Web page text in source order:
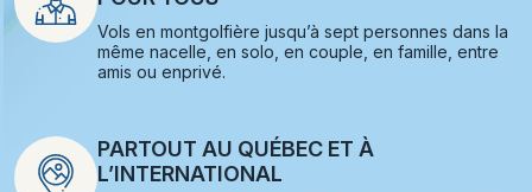
Vols en montgolfière jusqu’à sept personnes dans la
même nacelle, en solo, en couple, en famille, entre
amis ou enprivé.
PARTOUT AU QUÉBEC ET À
L’INTERNATIONAL